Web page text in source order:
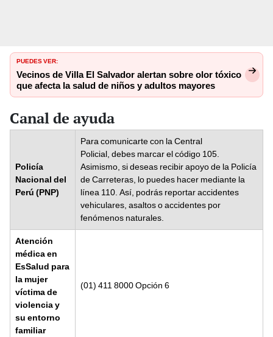
PUEDES VER:
Vecinos de Villa El Salvador alertan sobre olor tóxico
que afecta la salud de niños y adultos mayores
Canal de ayuda
Policía
Nacional del
Perú (PNP)
Para comunicarte con la Central
Policial, debes marcar el código 105.
Asimismo, si deseas recibir apoyo de la Policía
de Carreteras, lo puedes hacer mediante la
línea 110. Así, podrás reportar accidentes
vehiculares, asaltos o accidentes por
fenómenos naturales.
Atención
médica en
EsSalud para
la mujer
víctima de
violencia y
su entorno
familiar
(01) 411 8000 Opción 6